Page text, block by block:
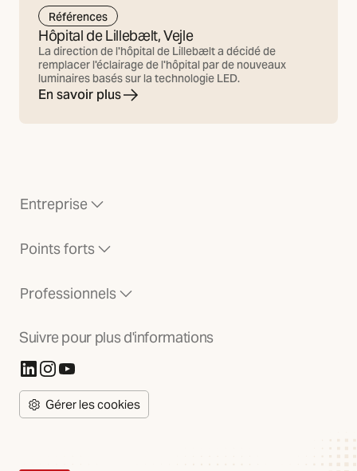
Références
Hôpital de Lillebælt, Vejle
La direction de l'hôpital de Lillebælt a décidé de
remplacer l'éclairage de l'hôpital par de nouveaux
luminaires basés sur la technologie LED.
En savoir plus
Entreprise
Points forts
Professionnels
Suivre pour plus d'informations
(S'ouvre dans un nouvel onglet)
(S'ouvre dans un nouvel onglet)
(S'ouvre dans un nouvel onglet)
Gérer les cookies